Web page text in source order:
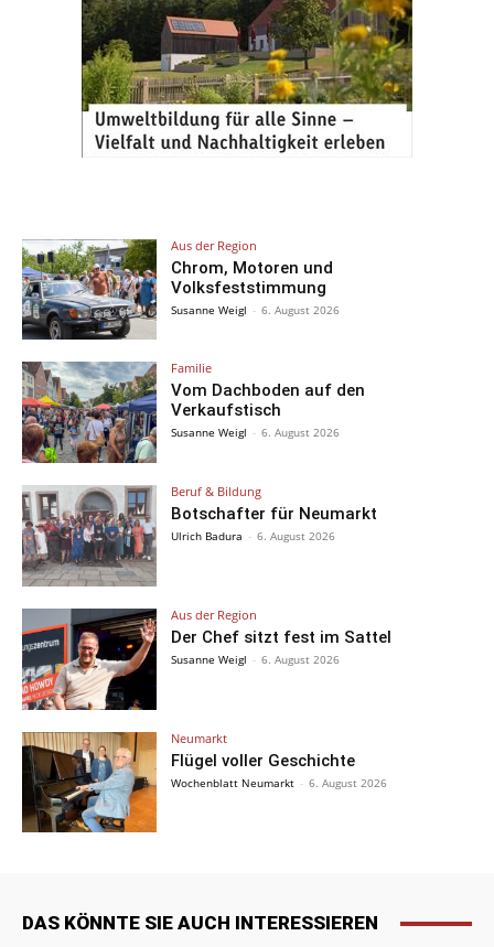
Aus der Region
Chrom, Motoren und
Volksfeststimmung
Susanne Weigl - 6. August 2026
Familie
Vom Dachboden auf den
Verkaufstisch
Susanne Weigl - 6. August 2026
Beruf & Bildung
Botschafter für Neumarkt
Ulrich Badura - 6. August 2026
Aus der Region
Der Chef sitzt fest im Sattel
Susanne Weigl - 6. August 2026
Neumarkt
Flügel voller Geschichte
Wochenblatt Neumarkt - 6. August 2026
DAS KÖNNTE SIE AUCH INTERESSIEREN